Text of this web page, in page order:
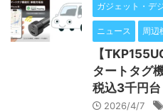
ガジェット・デ
ニュース 周辺
【
タートタグ
税込3千円台
2026/4/7